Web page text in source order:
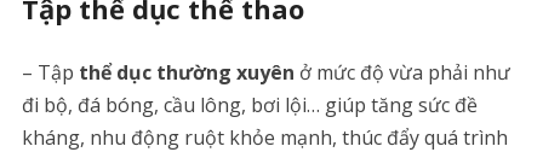
Tập thể dục thể thao
– Tập thể dục thường xuyên ở mức độ vừa phải như
đi bộ, đá bóng, cầu lông, bơi lội… giúp tăng sức đề
kháng, nhu động ruột khỏe mạnh, thúc đẩy quá trình